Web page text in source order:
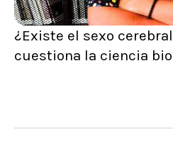
¿Existe el sexo
cuestiona la ciencia